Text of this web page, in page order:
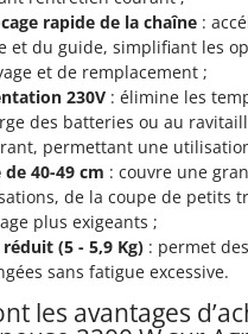
rapide de la chaîne :
et du guide, simplifiant les
et de remplacement ;
230V : élimine les
des batteries ou au
permettant une
de 40-49 cm : couvre une
de la coupe de petits
plus exigeants ;
(5 - 5,9 Kg) : permet
sans fatigue excessive.
les avantages